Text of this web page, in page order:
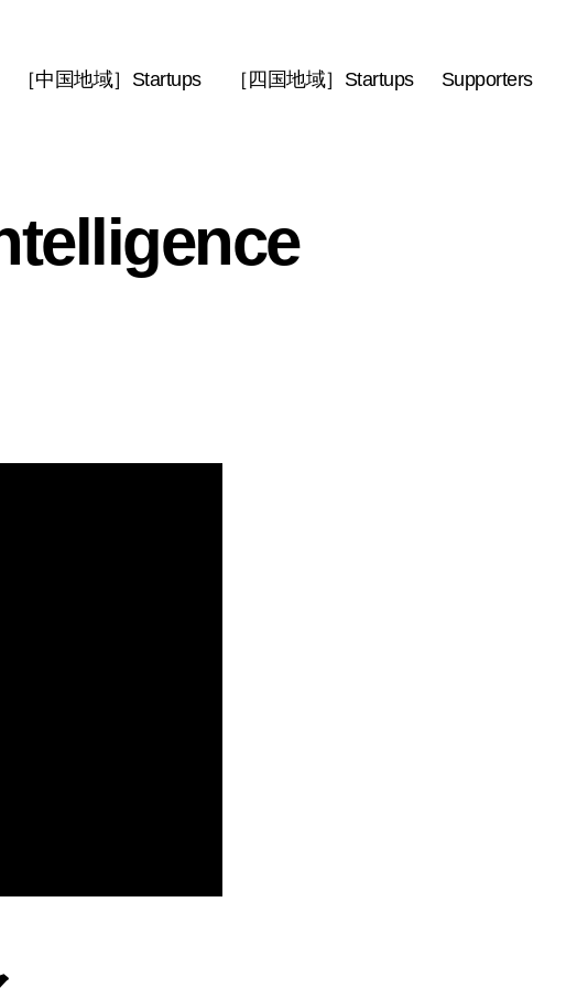
［中国地域］Startups ［四国地域］Startups Supporters